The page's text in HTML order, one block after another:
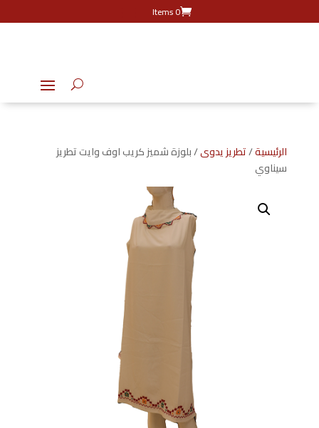
0 Items
الرئيسية/تطريز يدوى/ بلوزة شميز كريب اوف وايت تطريز
سيناوي